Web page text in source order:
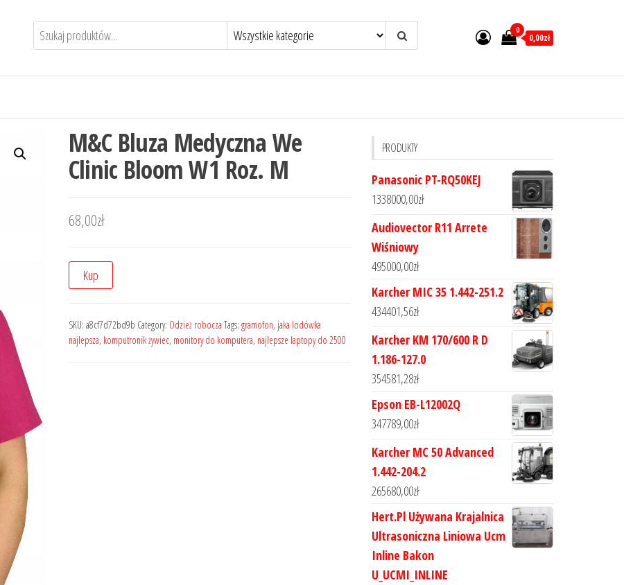
0
0,00zł
M&C Bluza Medyczna We
Clinic Bloom W1 Roz. M
68,00zł
Kup
SKU: a8cf7d72bd9b Category: Odzież robocza Tags: gramofon, jaka lodówka
najlepsza, komputronik żywiec, monitory do komputera, najlepsze laptopy do 2500
PRODUKTY
Panasonic PT-RQ50KEJ
1338000,00zł
Audiovector R11 Arrete
Wiśniowy
495000,00zł
Karcher MIC 35 1.442-251.2
434401,56zł
Karcher KM 170/600 R D
1.186-127.0
354581,28zł
Epson EB-L12002Q
347789,00zł
Karcher MC 50 Advanced
1.442-204.2
265680,00zł
Hert.Pl Używana Krajalnica
Ultrasoniczna Liniowa Ucm
Inline Bakon
U_UCMI_INLINE